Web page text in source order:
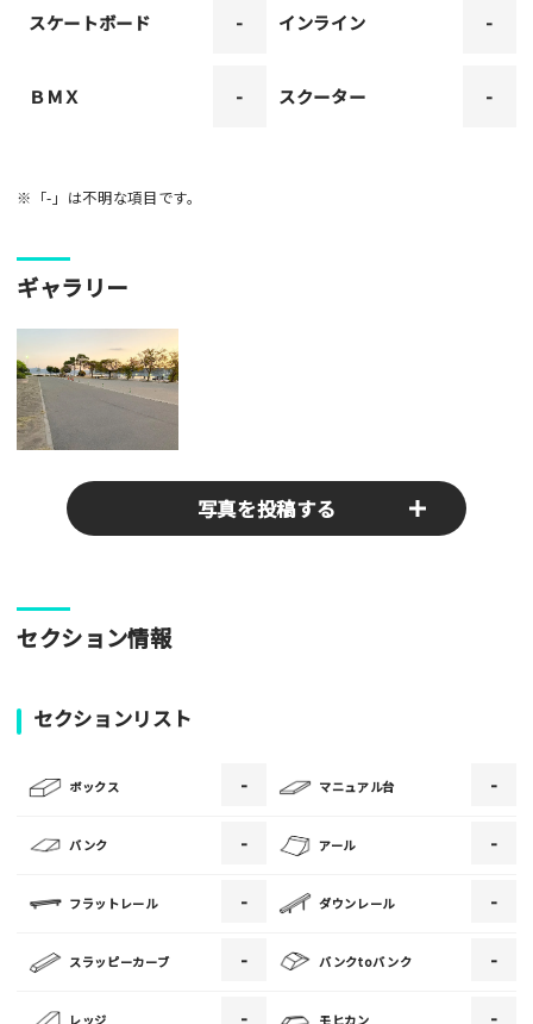
スケートボード - インライン -
ＢＭＸ - スクーター -
※「-」は不明な項目です。
ギャラリー
写真を投稿する
パークやスポットの写真をぜひお送りください！あなたの写真
がみんなの参考となります！
[text photo1alt placeholder "写真の解説※任意]
写真
写真
セクション情報
セクションリスト
ボックス - マニュアル台 -
バンク - アール -
フラットレール - ダウンレール -
スラッピーカーブ - バンクtoバンク -
レッジ - モヒカン -